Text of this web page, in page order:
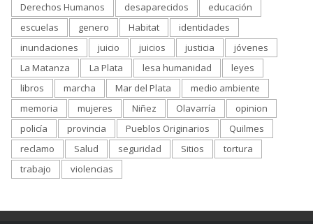
Derechos Humanos
desaparecidos
educación
escuelas
genero Habitat
identidades
inundaciones
juicio juicios justicia
jóvenes
La Matanza
La Plata lesa humanidad
leyes
libros
marcha Mar del Plata
medio ambiente
memoria
mujeres Niñez Olavarría
opinion
policía
provincia Pueblos Originarios
Quilmes
reclamo
Salud seguridad Sitios
tortura
trabajo
violencias